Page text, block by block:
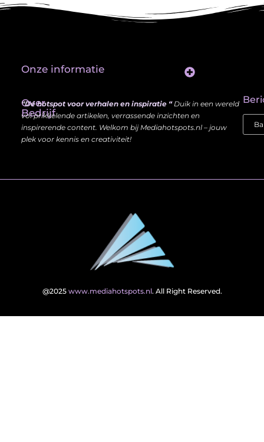
Over
Bedrijf
“Dé hotspot voor verhalen en inspiratie “Duik in een wereld
vol prikkelende artikelen, verrassende inzichten en
inspirerende content. Welkom bij Mediahotspots.nl – jouw
plek voor kennis en creativiteit!
Onze informatie
@2025 www.mediahotspots.nl. All Right Reserved.